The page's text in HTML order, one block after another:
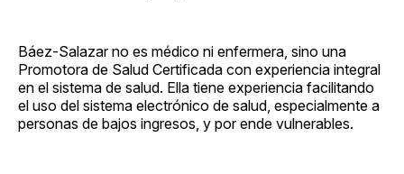
Báez-Salazar no es médico ni enfermera, sino una
Promotora de Salud Certificada con experiencia integral
en el sistema de salud. Ella tiene experiencia facilitando
el uso del sistema electrónico de salud, especialmente a
personas de bajos ingresos, y por ende vulnerables.